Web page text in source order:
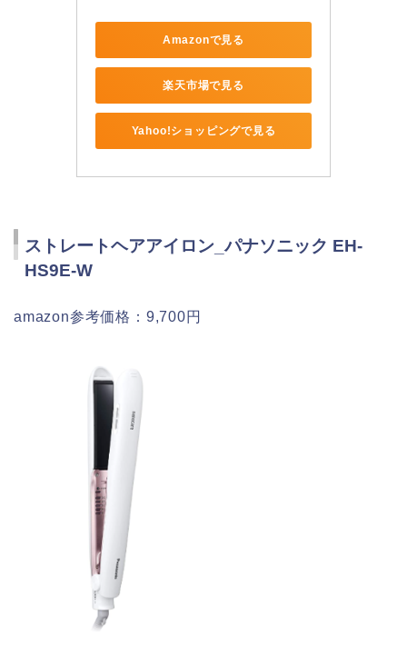
Amazonで見る
楽天市場で見る
Yahoo!ショッピングで見る
ストレートヘアアイロン_パナソニック EH-
HS9E-W
amazon参考価格：9,700円